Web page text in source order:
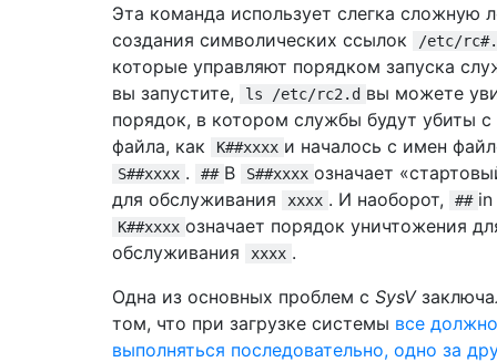
Эта команда использует слегка сложную
создания символических ссылок
/etc/
которые управляют порядком запуска
вы запустите,
ls /etc/rc2.d вы можете
порядок, в котором службы будут убиты
файла, как
K##xxxx и началось с имен
S##xxxx . ## В S##xxxx означает
для обслуживания
xxxx . И наоборот, ## in
K##xxxx означает порядок уничтожения
обслуживания
xxxx .
Одна из основных проблем с SysV
том, что при загрузке системы все должно
выполняться последовательно, одно за